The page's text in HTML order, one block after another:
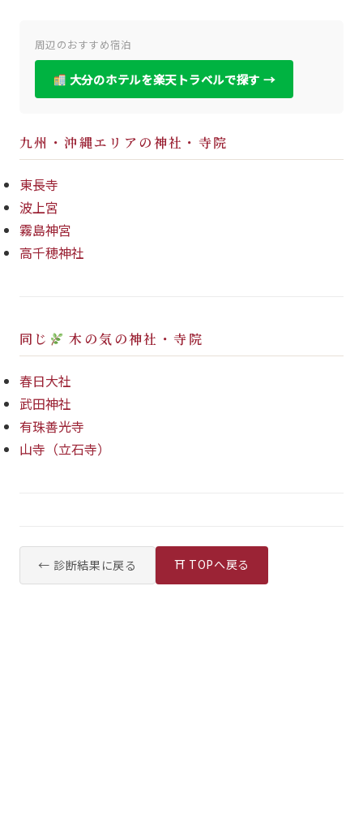
周辺のおすすめ宿泊
大分のホテルを楽天トラベルで探す →
九州・沖縄エリアの神社・寺院
東長寺
波上宮
霧島神宮
高千穂神社
同じ 木の気の神社・寺院
春日大社
武田神社
有珠善光寺
山寺（立石寺）
← 診断結果に戻る ⛩ TOPへ戻る